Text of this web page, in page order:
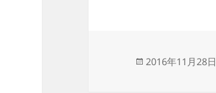
投
2016年11月28日